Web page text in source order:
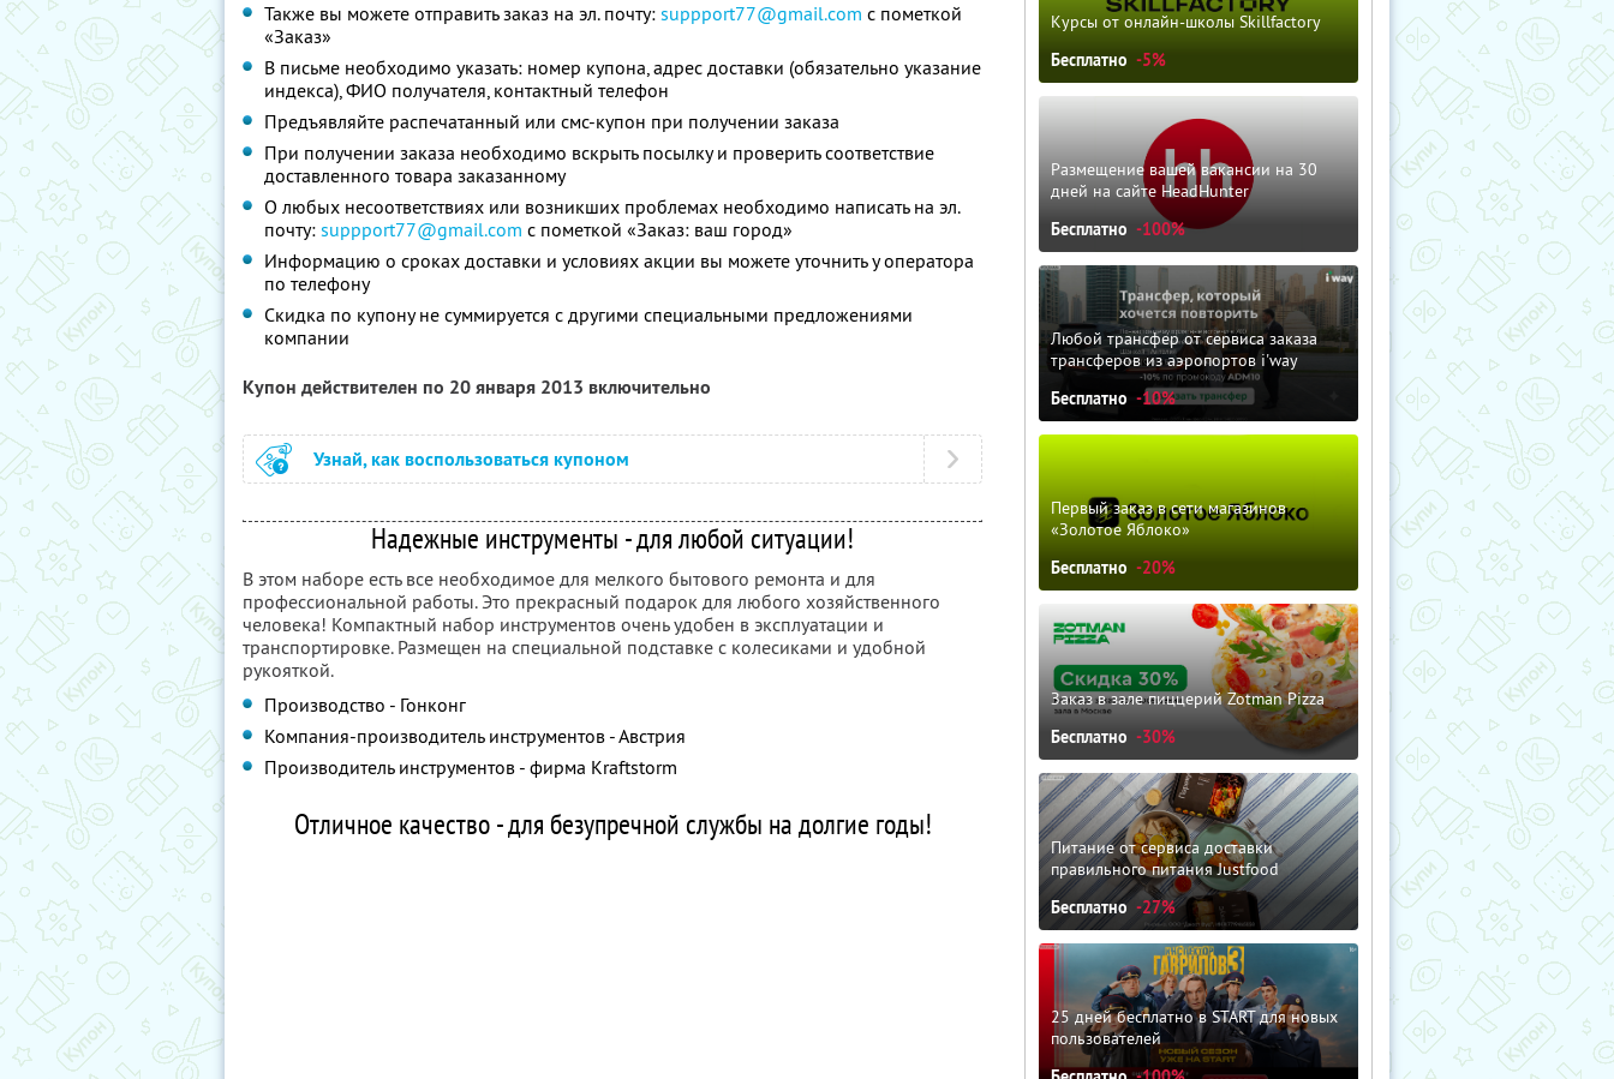
Также вы можете отправить заказ на эл. почту: suppport77@gmail.com с пометкой
«Заказ»
В письме необходимо указать: номер купона, адрес доставки (обязательно указание
индекса), ФИО получателя, контактный телефон
Предъявляйте распечатанный или смс-купон при получении заказа
При получении заказа необходимо вскрыть посылку и проверить соответствие
доставленного товара заказанному
О любых несоответствиях или возникших проблемах необходимо написать на эл.
почту: suppport77@gmail.com с пометкой «Заказ: ваш город»
Информацию о сроках доставки и условиях акции вы можете уточнить у оператора
по телефону
Скидка по купону не суммируется с другими специальными предложениями
компании
Купон действителен по 20 января 2013 включительно
Узнай, как воспользоваться купоном
Надежные инструменты - для любой ситуации!
В этом наборе есть все необходимое для мелкого бытового ремонта и для
профессиональной работы. Это прекрасный подарок для любого хозяйственного
человека! Компактный набор инструментов очень удобен в эксплуатации и
транспортировке. Размещен на специальной подставке с колесиками и удобной
рукояткой.
Производство - Гонконг
Компания-производитель инструментов - Австрия
Производитель инструментов - фирма Kraftstorm
Отличное качество - для безупречной службы на долгие годы!
Курсы от онлайн-школы Skillfactory
Бесплатно -5%
Размещение вашей вакансии на 30
дней на сайте HeadHunter
Бесплатно -100%
Любой трансфер от сервиса заказа
трансферов из аэропортов i'way
Бесплатно -10%
Первый заказ в сети магазинов
«Золотое Яблоко»
Бесплатно -20%
Заказ в зале пиццерий Zotman Pizza
Бесплатно -30%
Питание от сервиса доставки
правильного питания Justfood
Бесплатно -27%
25 дней бесплатно в START для новых
пользователей